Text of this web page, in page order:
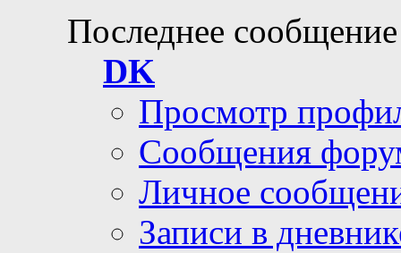
Последнее
DK
Просмотр
Сообщения
Личное
Записи в